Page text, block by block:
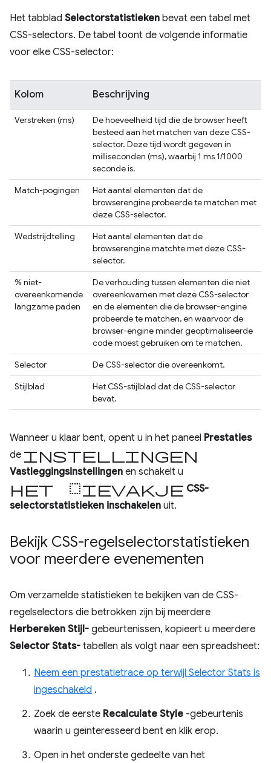
Het tabblad Selectorstatistieken bevat een tabel met
CSS-selectors. De tabel toont de volgende informatie
voor elke CSS-selector:
Kolom Beschrijving
Verstreken (ms)
De hoeveelheid tijd die de browser heeft
besteed aan het matchen van deze CSS-
selector. Deze tijd wordt gegeven in
milliseconden (ms), waarbij 1 ms 1/1000
seconde is.
Match-pogingen
Het aantal elementen dat de
browserengine probeerde te matchen met
deze CSS-selector.
Wedstrijdtelling
Het aantal elementen dat de
browserengine matchte met deze CSS-
selector.
% niet-
overeenkomende
langzame paden
De verhouding tussen elementen die niet
overeenkwamen met deze CSS-selector
en de elementen die de browser-engine
probeerde te matchen, en waarvoor de
browser-engine minder geoptimaliseerde
code moest gebruiken om te matchen.
Selector
De CSS-selector die overeenkomt.
Stijlblad
Het CSS-stijlblad dat de CSS-selector
bevat.
Wanneer u klaar bent, opent u in het paneel Prestaties
de instellingen
Vastleggingsinstellingen en schakelt u
het selectievakje CSS-
selectorstatistieken inschakelen uit.
Bekijk CSS-regelselectorstatistieken
voor meerdere evenementen
Om verzamelde statistieken te bekijken van de CSS-
regelselectors die betrokken zijn bij meerdere
Herbereken Stijl- gebeurtenissen, kopieert u meerdere
Selector Stats- tabellen als volgt naar een spreadsheet:
Neem een ​​prestatietrace op terwijl Selector Stats is
ingeschakeld .
Zoek de eerste Recalculate Style -gebeurtenis
waarin u geïnteresseerd bent en klik erop.
Open in het onderste gedeelte van het